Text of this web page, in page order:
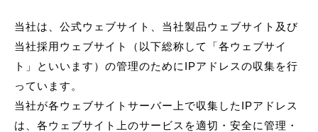
当社は、公式ウェブサイト、当社製品ウェブサイト及び
当社採用ウェブサイト（以下総称して「各ウェブサイ
ト」といいます）の管理のためにIPアドレスの収集を行
っています。
当社が各ウェブサイトサーバー上で収集したIPアドレス
は、各ウェブサイト上のサービスを適切・安全に管理・